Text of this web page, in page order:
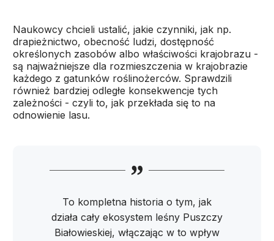
Naukowcy chcieli ustalić, jakie czynniki, jak np.
drapieżnictwo, obecność ludzi, dostępność
określonych zasobów albo właściwości krajobrazu -
są najważniejsze dla rozmieszczenia w krajobrazie
każdego z gatunków roślinożerców. Sprawdzili
również bardziej odległe konsekwencje tych
zależności - czyli to, jak przekłada się to na
odnowienie lasu.
To kompletna historia o tym, jak
działa cały ekosystem leśny Puszczy
Białowieskiej, włączając w to wpływ